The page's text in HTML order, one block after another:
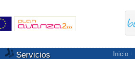
Servicios Inicio